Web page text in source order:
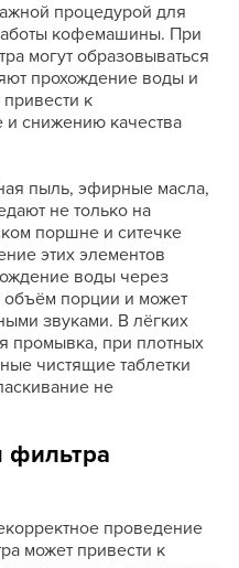
процедурой для
кофемашины. При
могут образовываться
прохождение воды и
к
снижению качества
пыль, эфирные масла,
не только на
поршне и ситечке
этих элементов
воды через
объём порции и может
звуками. В лёгких
промывка, при плотных
чистящие таблетки
не
фильтра
проведение
может привести к